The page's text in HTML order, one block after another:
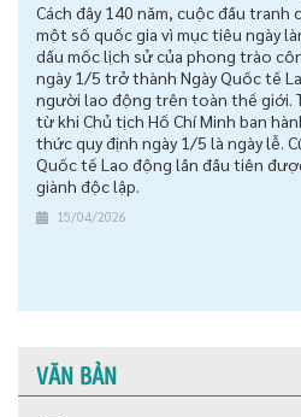
Cách đây 140 năm, cuộc đấu tranh
một số quốc gia vì mục tiêu ngày
dấu mốc lịch sử của phong trào
ngày 1/5 trở thành Ngày Quốc tế
người lao động trên toàn thế giới.
từ khi Chủ tịch Hồ Chí Minh ban
thức quy định ngày 1/5 là ngày lễ.
Quốc tế Lao động lần đầu tiên
giành độc lập.
15/04/2026
VĂN BẢN